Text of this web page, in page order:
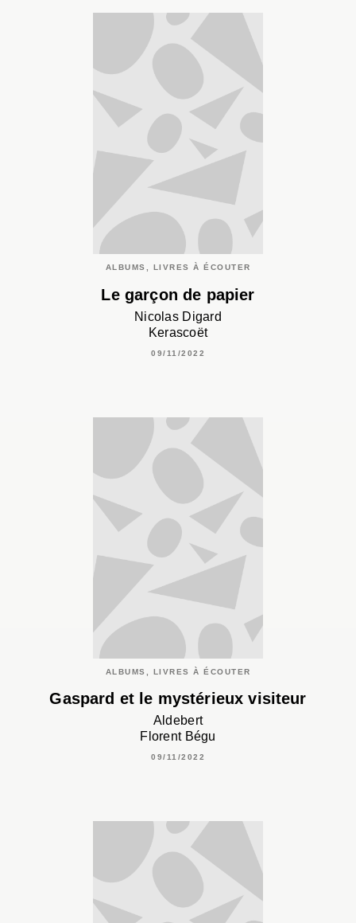
ALBUMS, LIVRES À ÉCOUTER
Le garçon de papier
Nicolas Digard
Kerascoët
09/11/2022
ALBUMS, LIVRES À ÉCOUTER
Gaspard et le mystérieux visiteur
Aldebert
Florent Bégu
09/11/2022